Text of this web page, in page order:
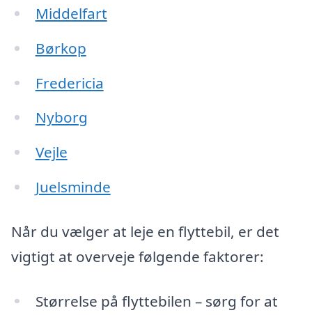
Middelfart
Børkop
Fredericia
Nyborg
Vejle
Juelsminde
Når du vælger at leje en flyttebil, er det
vigtigt at overveje følgende faktorer:
Størrelse på flyttebilen – sørg for at